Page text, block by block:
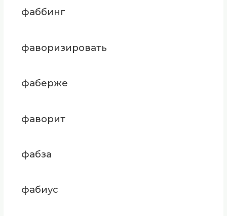
фаббинг
фаворизировать
фаберже
фаворит
фабза
фабиус